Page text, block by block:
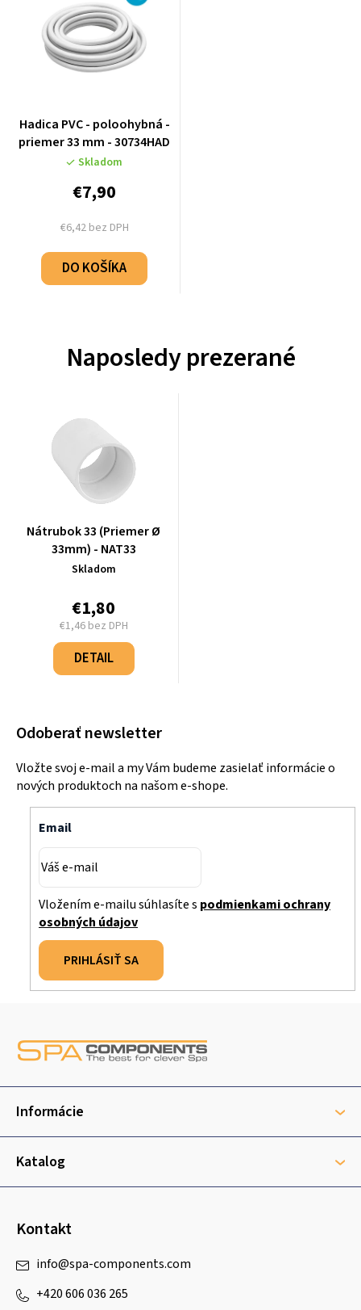
Hadica PVC - poloohybná -
priemer 33 mm - 30734HAD
Skladom
€6,42 bez DPH
€7,90
DO KOŠÍKA
Naposledy prezerané
Nátrubok 33 (Priemer Ø
33mm) - NAT33
Skladom
€1,80
€1,46 bez DPH
Jednotková
cena:
DETAIL
Odoberať newsletter
Vložte svoj e-mail a my Vám budeme zasielať informácie o
nových produktoch na našom e-shope.
Email
Vložením e-mailu súhlasíte s podmienkami ochrany
osobných údajov
PRIHLÁSIŤ SA
ä
i
Informácie
Katalog
Kontakt
info@spa-components.com
+420 606 036 265